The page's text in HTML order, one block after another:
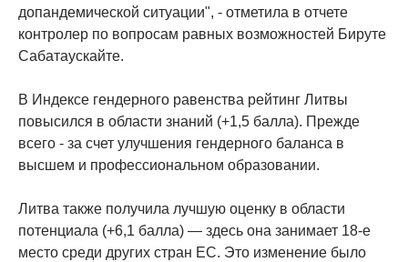
допандемической ситуации", - отметила в отчете
контролер по вопросам равных возможностей Бируте
Сабатаускайте.
В Индексе гендерного равенства рейтинг Литвы
повысился в области знаний (+1,5 балла). Прежде
всего - за счет улучшения гендерного баланса в
высшем и профессиональном образовании.
Литва также получила лучшую оценку в области
потенциала (+6,1 балла) — здесь она занимает 18-е
место среди других стран ЕС. Это изменение было